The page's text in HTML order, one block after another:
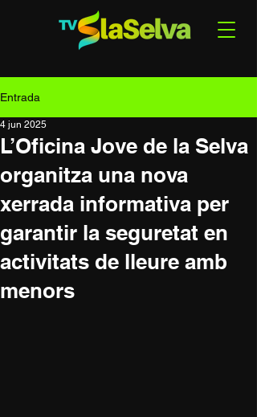
Entrada
L’Oficina Jove de la Selva
organitza una nova
xerrada informativa per
garantir la seguretat en
activitats de lleure amb
menors
4 jun 2025